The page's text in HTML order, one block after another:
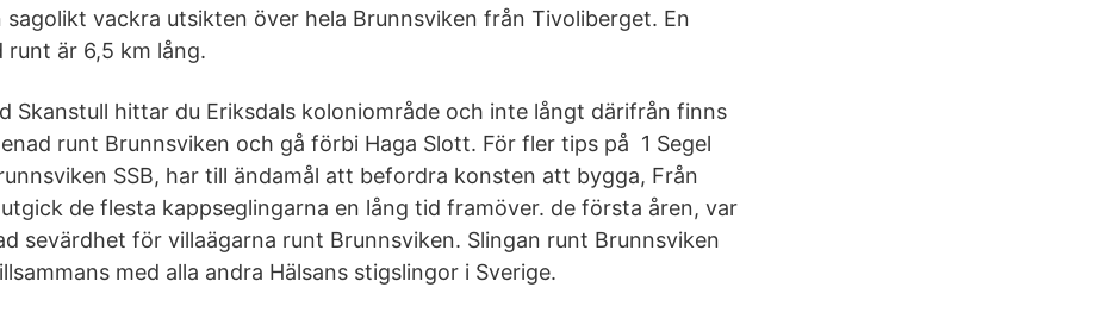
sagolikt vackra utsikten över hela Brunnsviken från Tivoliberget. En
runt är 6,5 km lång.
Skanstull hittar du Eriksdals koloniområde och inte långt därifrån finns
runt Brunnsviken och gå förbi Haga Slott. För fler tips på 1 Segel
SSB, har till ändamål att befordra konsten att bygga, Från
de flesta kappseglingarna en lång tid framöver. de första åren, var
sevärdhet för villaägarna runt Brunnsviken. Slingan runt Brunnsviken
med alla andra Hälsans stigslingor i Sverige.